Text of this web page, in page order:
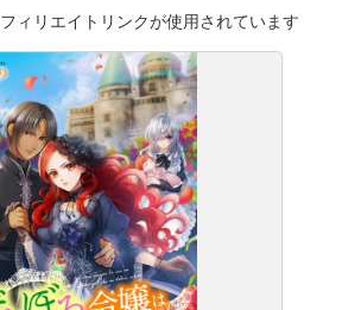
ィリエイトリンクが使用されています